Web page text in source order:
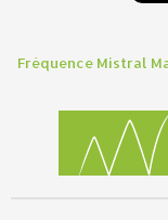
Fréquence Mistral